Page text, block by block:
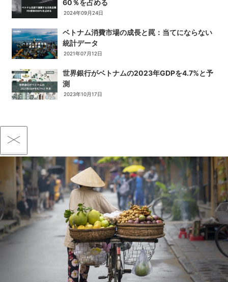
60％を占める
2024年09月24日
ベトナム消費市場の成長と罠：当てにならない
統計データ
2021年07月12日
世界銀行がベトナムの2023年GDPを4.7%と予
測
2023年10月17日